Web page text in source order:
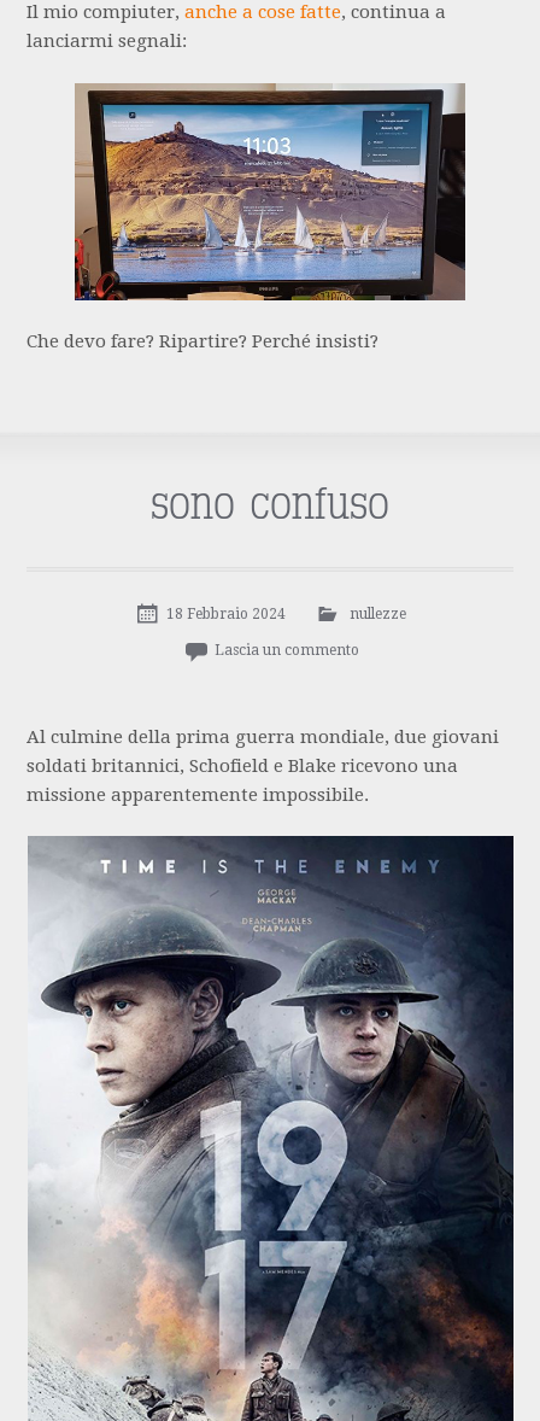
Il mio compiuter,anche a cose fatte, continua a
lanciarmi segnali:
Che devo fare? Ripartire? Perché insisti?
sono confuso
18 Febbraio 2024 nullezze
Lascia un commento
Al culmine della prima guerra mondiale, due giovani
soldati britannici, Schofield e Blake ricevono una
missione apparentemente impossibile.